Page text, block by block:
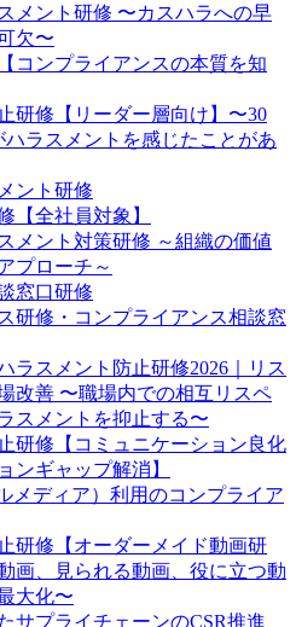
メント研修 〜カスハラへの早
欠〜
コンプライアンスの本質を知
研修【リーダー層向け】〜30
ハラスメントを感じたことがあ
ント研修
【全社員対象】
メント対策研修 ～組織の価値
プローチ～
窓口研修
研修・コンプライアンス相談窓
ラスメント防止研修2026｜リス
改善 〜職場内での相互リスペ
スメントを抑止する〜
研修【コミュニケーション良化
ンギャップ解消】
メディア）利用のコンプライア
研修【オーダーメイド動画研
画、見られる動画、役に立つ動
大化〜
サプライチェーンのCSR推進